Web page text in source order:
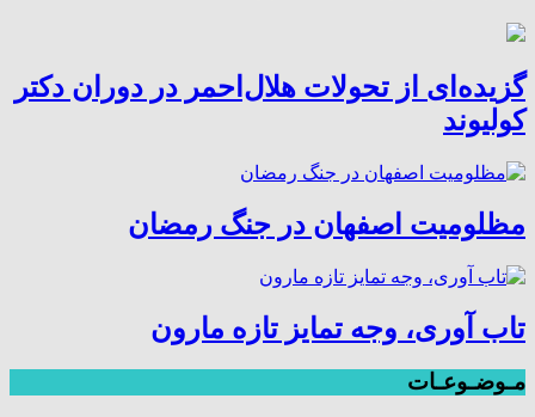
گزیده‌ای از تحولات هلال‌احمر در دوران دکتر
کولیوند
مظلومیت اصفهان در جنگ رمضان
تاب آوری، وجه تمایز تازه مارون
مـوضـوعـات